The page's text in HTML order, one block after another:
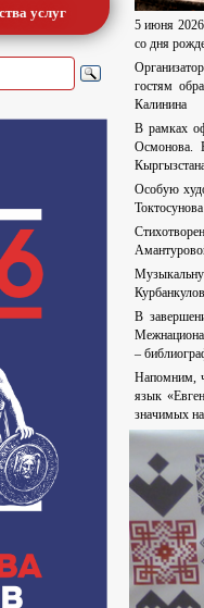
услуг
5 июня 2026
со дня
гостям
Калинина
В рамках
Осмонова.
Особую
В
–
Напомним,
язык
значимых